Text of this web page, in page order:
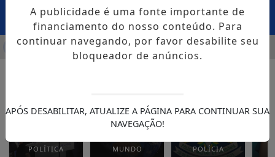
MENU
CAPOTA NA BR-364, EM EXTREMA, E CASO LEVANTA
POLÍTICA MUNDO POLÍCIA
A publicidade é uma fonte importante de
financiamento do nosso conteúdo. Para
continuar navegando, por favor desabilite seu
bloqueador de anúncios.
APÓS DESABILITAR, ATUALIZE A PÁGINA PARA CONTINUAR SUA
NAVEGAÇÃO!